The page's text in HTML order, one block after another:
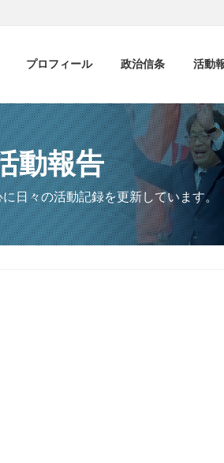
プロフィール 政治信条 活動
動報告
日々の活動記録を更新しています。